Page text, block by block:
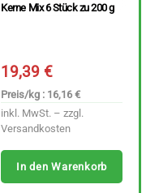
Kerne Mix 6 Stück zu 200 g
19,39€
Preis/kg : 16,16 €
inkl. MwSt. – zzgl.
Versandkosten
In den Warenkorb